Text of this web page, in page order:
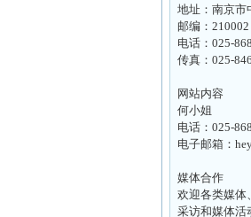
地址：南京市
邮编：210002
电话：025-
传真：025-
网站内容
何小姐
电话：025-
电子邮箱：
媒体合作
欢迎各类媒体
采访和媒体活